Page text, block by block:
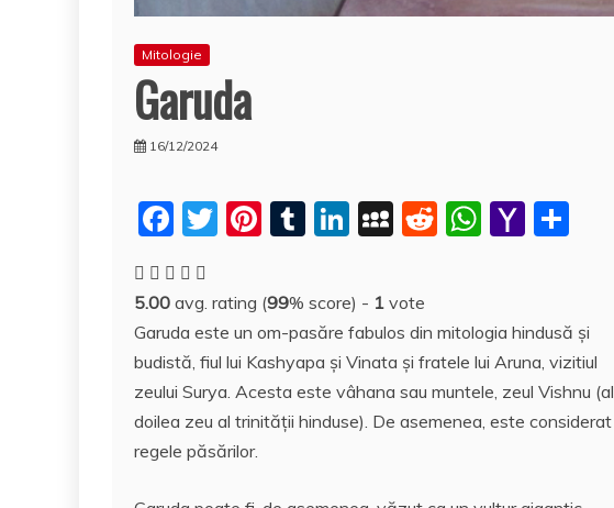
Mitologie
Garuda
16/12/2024
F
a
c
e
b
o
o
k
T
itt
er
Pi
er
e
st
T
m
bl
r
Li
k
e
dI
n
M
S
p
a
c
e
R
di
t
W
s
A
p
p
Y
o
o
M
ai
aj
e
a
z
5.00 avg. rating (99% score) - 1 vote
Garuda este un om-pasăre fabulos din mitologia hindusă și
budistă, fiul lui Kashyapa și Vinata și fratele lui Aruna, vizitiul
zeului Surya. Acesta este vâhana sau muntele, zeul Vishnu (al
doilea zeu al trinităţii hinduse). De asemenea, este considerat
regele păsărilor.